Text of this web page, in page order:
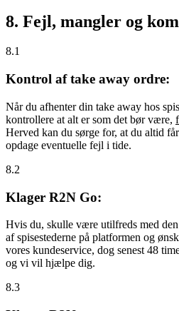
8. Fejl, mangler og
8.1
Kontrol af take away ordre:
Når du afhenter din take away hos
kontrollere at alt er som det bør være,
Herved kan du sørge for, at du altid
opdage eventuelle fejl i tide.
8.2
Klager R2N Go:
Hvis du, skulle være utilfreds med
af spisestederne på platformen og
vores kundeservice, dog senest 48
og vi vil hjælpe dig.
8.3